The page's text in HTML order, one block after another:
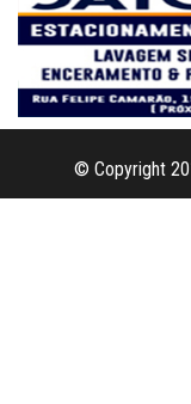
© Copyright